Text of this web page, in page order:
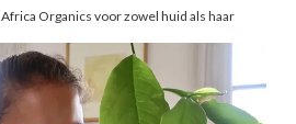
Africa Organics voor zowel huid als haar